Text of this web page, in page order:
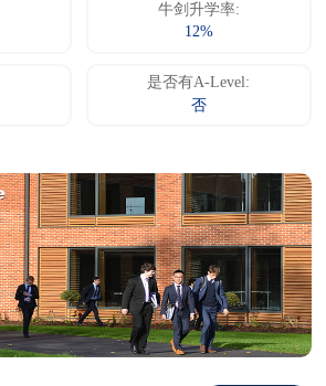
牛剑升学率:
12%
是否有A-Level:
否